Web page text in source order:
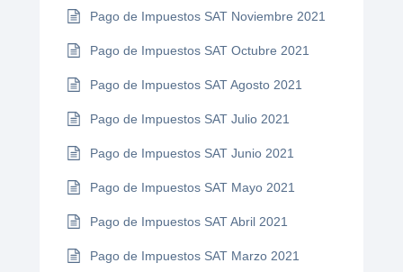
Pago de Impuestos SAT Noviembre 2021
Pago de Impuestos SAT Octubre 2021
Pago de Impuestos SAT Agosto 2021
Pago de Impuestos SAT Julio 2021
Pago de Impuestos SAT Junio 2021
Pago de Impuestos SAT Mayo 2021
Pago de Impuestos SAT Abril 2021
Pago de Impuestos SAT Marzo 2021